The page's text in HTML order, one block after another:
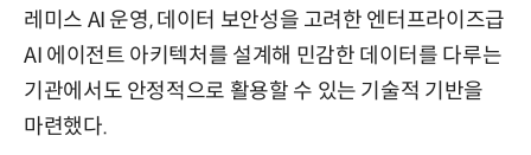
레미스 AI 운영, 데이터 보안성을 고려한 엔터프라이즈급
AI 에이전트 아키텍처를 설계해 민감한 데이터를 다루는
기관에서도 안정적으로 활용할 수 있는 기술적 기반을
마련했다.